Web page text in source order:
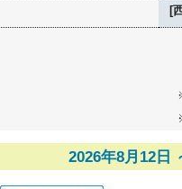
[
2026年8月12日